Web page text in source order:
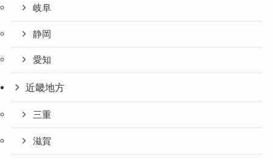
岐阜
静岡
愛知
近畿地方
三重
滋賀